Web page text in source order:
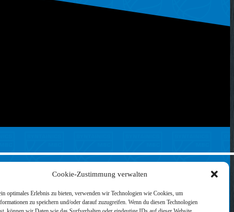
Cookie-Zustimmung verwalten
optimales Erlebnis zu bieten, verwenden wir Technologien wie Cookies, um
zu speichern und/oder darauf zuzugreifen. Wenn du diesen Technologien